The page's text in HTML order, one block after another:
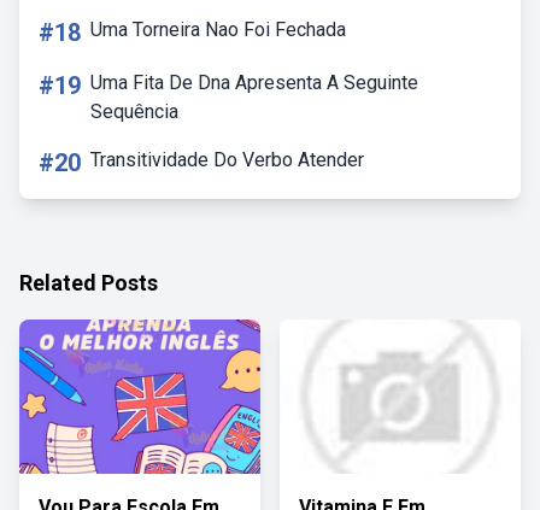
#18 Uma Torneira Nao Foi Fechada
#19 Uma Fita De Dna Apresenta A Seguinte
Sequência
#20 Transitividade Do Verbo Atender
Related Posts